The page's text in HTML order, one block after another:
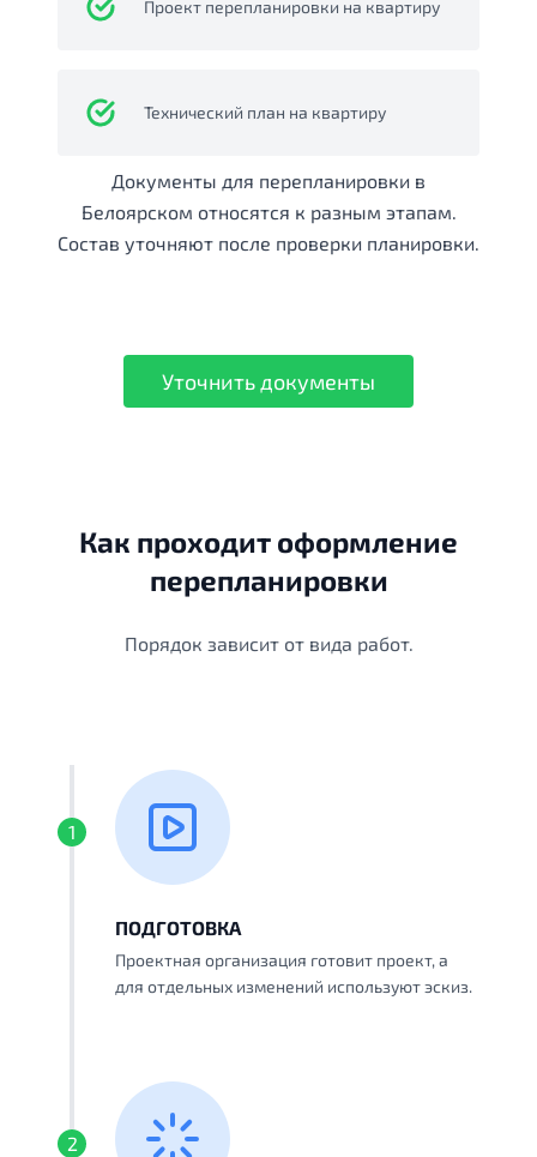
Проект перепланировки на квартиру
Технический план на квартиру
Документы для перепланировки в
Белоярском относятся к разным этапам.
Состав уточняют после проверки планировки.
Уточнить документы
Как проходит оформление
перепланировки
Порядок зависит от вида работ.
1
ПОДГОТОВКА
Проектная организация готовит проект, а
для отдельных изменений используют эскиз.
2